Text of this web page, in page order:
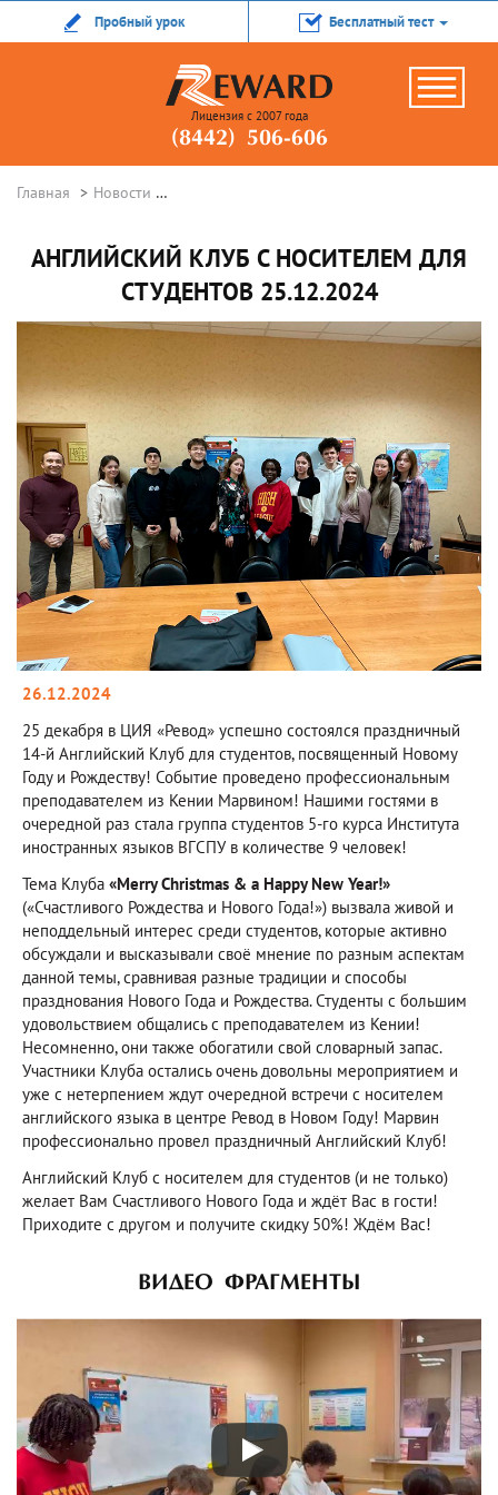
Пробный урок Бесплатный тест
Лицензия с 2007 года
(8442) 506-606
Главная Новости
АНГЛИЙСКИЙ КЛУБ С НОСИТЕЛЕМ ДЛЯ
СТУДЕНТОВ 25.12.2024
26.12.2024
25 декабря в ЦИЯ «Ревод» успешно состоялся праздничный
14-й Английский Клуб для студентов, посвященный Новому
Году и Рождеству! Событие проведено профессиональным
преподавателем из Кении Марвином! Нашими гостями в
очередной раз стала группа студентов 5-го курса Института
иностранных языков ВГСПУ в количестве 9 человек!
Тема Клуба «Merry Christmas & a Happy New Year!»
(«Счастливого Рождества и Нового Года!») вызвала живой и
неподдельный интерес среди студентов, которые активно
обсуждали и высказывали своё мнение по разным аспектам
данной темы, сравнивая разные традиции и способы
празднования Нового Года и Рождества. Студенты с большим
удовольствием общались с преподавателем из Кении!
Несомненно, они также обогатили свой словарный запас.
Участники Клуба остались очень довольны мероприятием и
уже с нетерпением ждут очередной встречи с носителем
английского языка в центре Ревод в Новом Году! Марвин
профессионально провел праздничный Английский Клуб!
Английский Клуб с носителем для студентов (и не только)
желает Вам Счастливого Нового Года и ждёт Вас в гости!
Приходите с другом и получите скидку 50%! Ждём Вас!
ВИДЕО ФРАГМЕНТЫ